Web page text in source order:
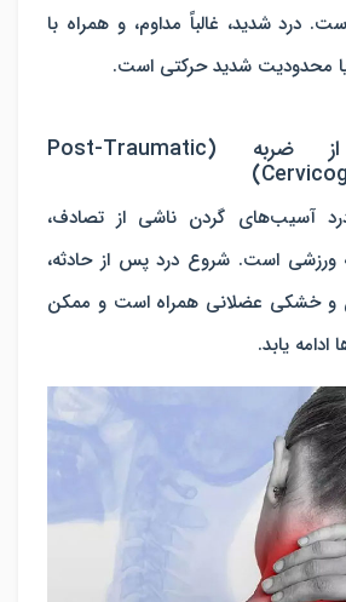
درد شدید، غالباً مداوم، و همراه با
یا محدودیت شدید حرکتی است.
سردرد پس از ضربه (Post-Traumatic
آسیب‌های گردن ناشی از تصادف،
ورزشی است. شروع درد پس از حادثه،
و خشکی عضلانی همراه است و ممکن
یابد.